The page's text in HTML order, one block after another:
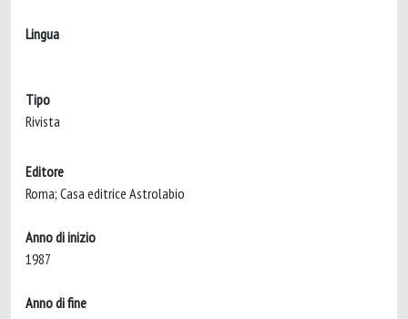
Lingua
Tipo
Rivista
Editore
Anno di inizio
Anno di fine